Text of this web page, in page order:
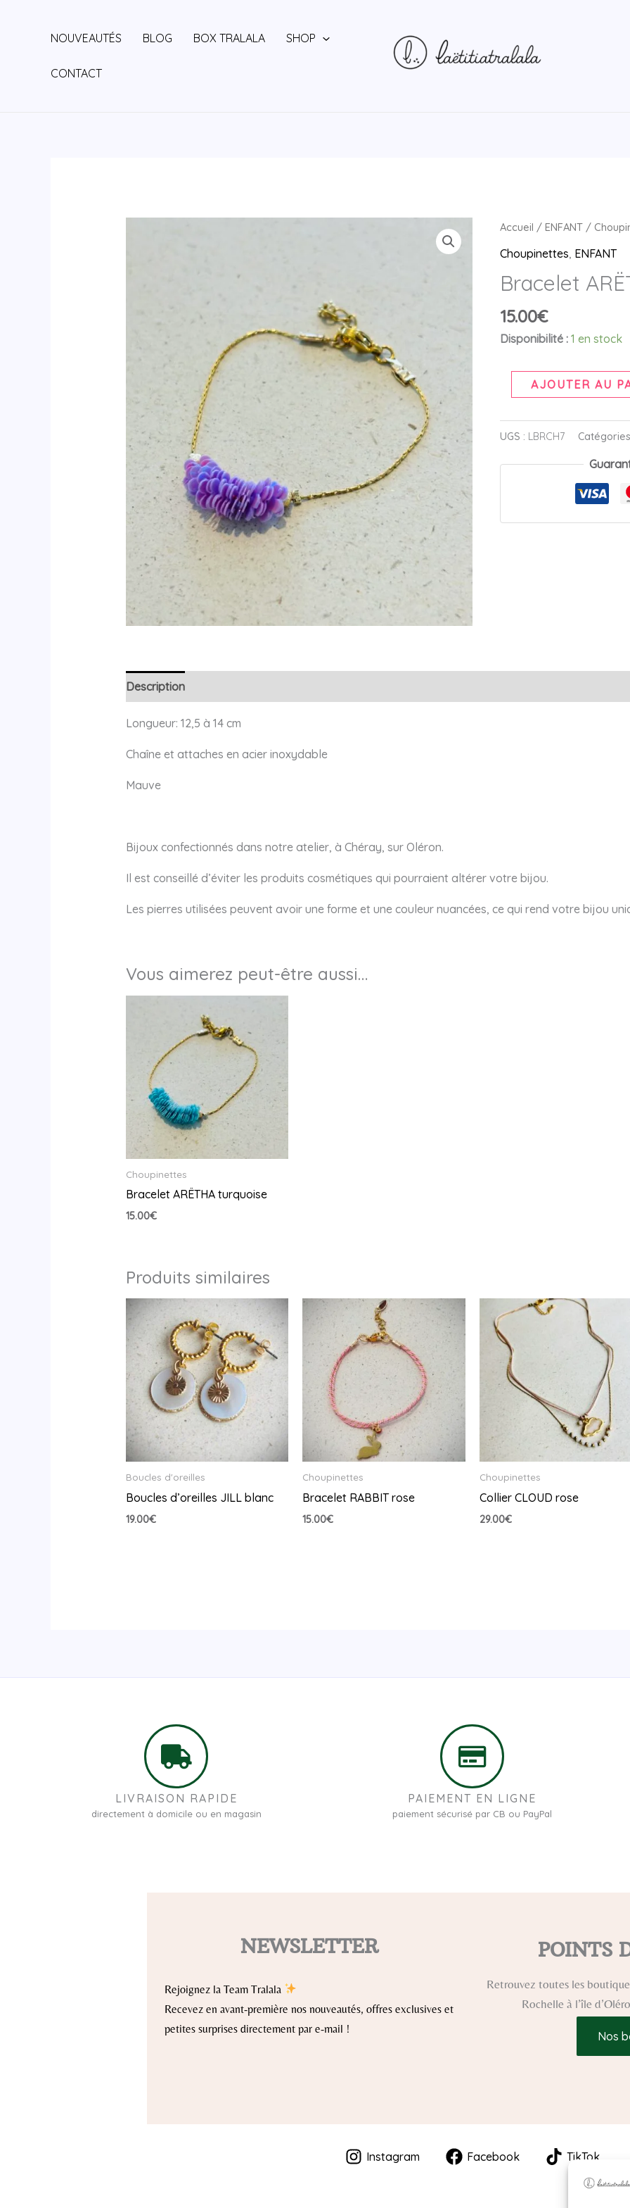
NOUVEAUTÉS BLOG BOX TRALALA SHOP
CONTACT
Accueil /ENFANT /
Choupinettes ENFANT
Bracelet
15.00€
Disponibilité : 1 en stock
quantité
de
ARËTHA
AJOUTER AU
UGS : LBRCH7
Description
Longueur: 12,5 à 14 cm
Chaîne et attaches en acier inoxydable
Mauve
Bijoux confectionnés dans notre atelier, à Chéray, sur Oléron.
Il est conseillé d’éviter les produits cosmétiques qui pourraient altérer votre bijou.
Les pierres utilisées peuvent avoir une forme et une couleur nuancées, ce qui rend votre bijou
Vous aimerez peut-être aussi…
Choupinettes
Bracelet ARËTHA turquoise
15.00€
Produits similaires
Boucles d'oreilles
Boucles d’oreilles JILL blanc
19.00€
Choupinettes
Bracelet RABBIT rose
15.00€
Choupinettes
Collier CLOUD rose
29.00€
LIVRAISON RAPIDE
directement à domicile ou en magasin
PAIEMENT EN LIGNE
paiement sécurisé par CB ou PayPal
NEWSLETTER
Rejoignez la Team Tralala
Recevez en avant-première nos nouveautés, offres exclusives et
petites surprises directement par e-mail !
POINTS
Retrouvez toutes les
Rochelle à l’île
Nos
Instagram Facebook TikTok